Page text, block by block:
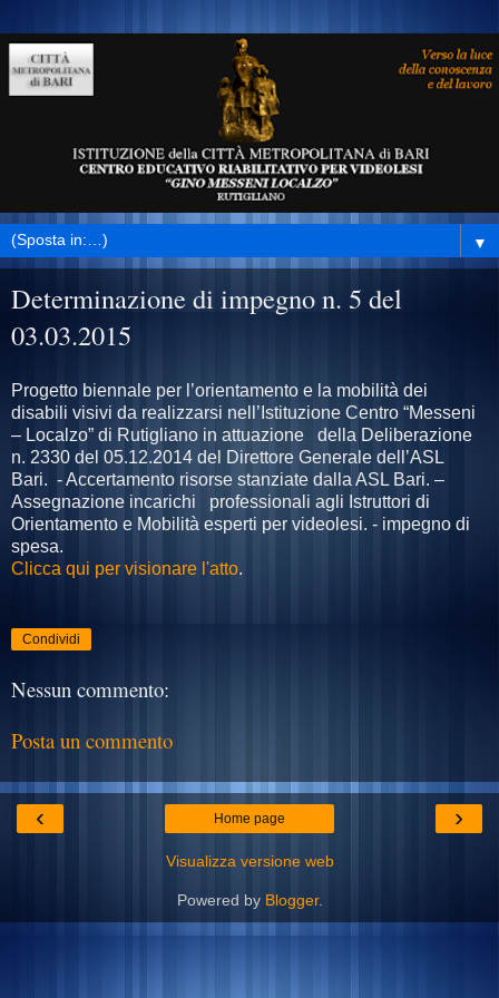
▼
Determinazione di impegno n. 5 del
03.03.2015
Progetto biennale per l’orientamento e la mobilità dei
disabili visivi da realizzarsi nell’Istituzione Centro “Messeni
– Localzo” di Rutigliano in attuazione della Deliberazione
n. 2330 del 05.12.2014 del Direttore Generale dell’ASL
Bari. - Accertamento risorse stanziate dalla ASL Bari. –
Assegnazione incarichi professionali agli Istruttori di
Orientamento e Mobilità esperti per videolesi. - impegno di
spesa.
Clicca qui per visionare l'atto.
Condividi
Nessun commento:
Posta un commento
‹ ›
Home page
Visualizza versione web
Powered by Blogger.